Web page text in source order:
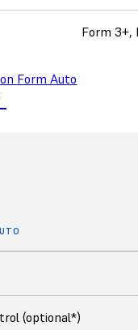
Form 3+,
Form Auto
(optional*)